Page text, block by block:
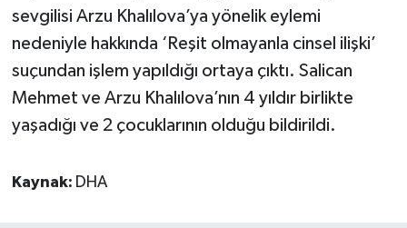
sevgilisi Arzu Khalılova’ya yönelik eylemi
nedeniyle hakkında ‘Reşit olmayanla cinsel ilişki’
suçundan işlem yapıldığı ortaya çıktı. Salican
Mehmet ve Arzu Khalılova’nın 4 yıldır birlikte
yaşadığı ve 2 çocuklarının olduğu bildirildi.
Kaynak: DHA